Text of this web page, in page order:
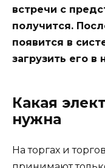
встречи с
получится.
появится в
загрузить его в
Какая
нужна
На торгах и